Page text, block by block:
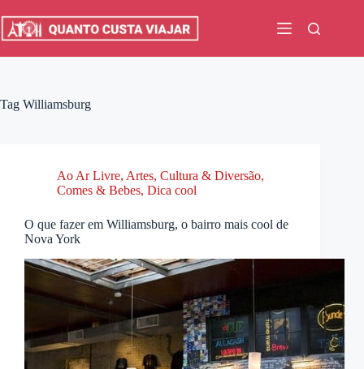
para
Tag Williamsburg
Ao Ar Livre, Artes, Cultura & Diversão,
Comes & Bebes, Dica cool
O que fazer em Williamsburg, o bairro mais cool de
Nova York